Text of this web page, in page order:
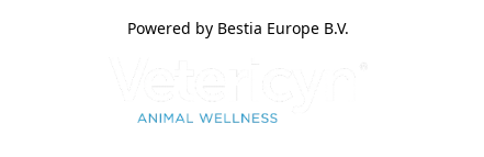
Powered by Bestia Europe B.V.